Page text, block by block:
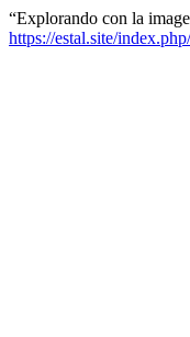
“Explorando con la
https://estal.site/